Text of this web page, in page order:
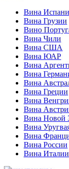
Вина
Вина Грузии
Вино
Вина Чили
Вина США
Вина ЮАР
Вина
Вина
Вина
Вина Греции
Вина
Вина
Вина Новой
Вина
Вина
Вина России
Вина Италии